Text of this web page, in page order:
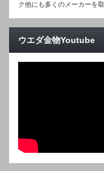
ク他にも多くのメーカーを
ウエダ金物Youtube